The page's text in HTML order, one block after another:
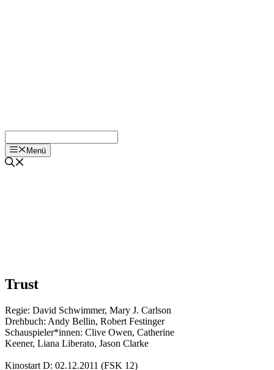
Menü
Trust
Regie: David Schwimmer, Mary J. Carlson
Drehbuch: Andy Bellin, Robert Festinger
Schauspieler*innen: Clive Owen, Catherine
Keener, Liana Liberato, Jason Clarke
Kinostart D: 02.12.2011 (FSK 12)